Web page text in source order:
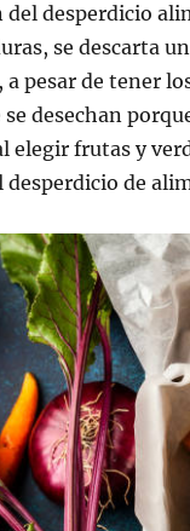
desperdicio
se descarta
pesar de tener
se desechan
elegir frutas y
desperdicio de